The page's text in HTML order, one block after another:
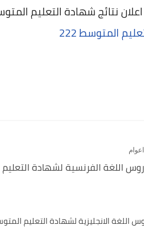
التعليم المتوسط 2022 من خلال الرابط
المتوسط 222
اللغة الفرنسية لشهادة التعليم
الانجليزية لشهادة التعليم المتوسط